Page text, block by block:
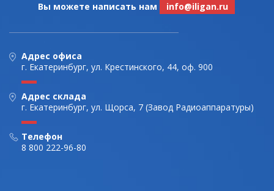
Вы можете написать нам
info@iligan.ru
Адрес офиса
г. Екатеринбург, ул. Крестинского, 44, оф. 900
Адрес склада
г. Екатеринбург, ул. Щорса, 7 (Завод Радиоаппаратуры)
Телефон
8 800 222-96-80